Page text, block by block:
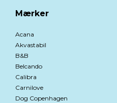
Mærker
Acana
Akvastabil
B&B
Belcando
Calibra
Carnilove
Dog Copenhagen